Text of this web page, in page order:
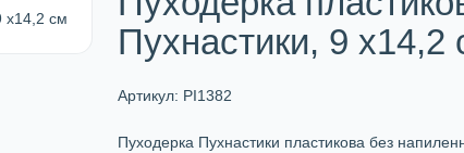
Пухнастики, 9 х14,2
Артикул: PI1382
Пуходерка Пухнастики пластикова без